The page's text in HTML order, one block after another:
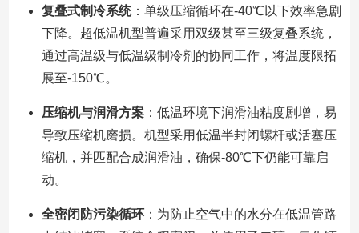
复叠式制冷系统：单级压缩循环在-40℃以下效率急剧
下降。超低温机型普遍采用双级甚至三级复叠系统，
通过高温级与低温级制冷剂的协同工作，将温度限拓
展至-150℃。
压缩机与润滑方案：低温环境下润滑油粘度剧增，易
导致压缩机磨损。机型采用低温半封闭螺杆或活塞压
缩机，并匹配合成润滑油，确保-80℃下仍能可靠启
动。
全密闭防污染循环：为防止空气中的水分在低温管路